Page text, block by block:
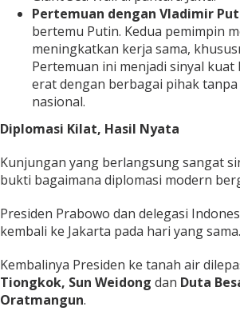
Pertemuan dengan Vladimir
bertemu Putin. Kedua pemimpin
meningkatkan kerja sama,
Pertemuan ini menjadi sinyal
erat dengan berbagai pihak
nasional.
Diplomasi Kilat, Hasil Nyata
Kunjungan yang berlangsung sangat
bukti bagaimana diplomasi modern
Presiden Prabowo dan delegasi
kembali ke Jakarta pada hari yang sama.
Kembalinya Presiden ke tanah air
Tiongkok, Sun Weidong dan Duta
Oratmangun.